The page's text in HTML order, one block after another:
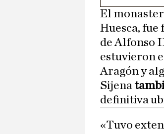
El
Huesca, fue
de Alfonso
estuvieron
Aragón y
Sijena
definitiva
«Tuvo